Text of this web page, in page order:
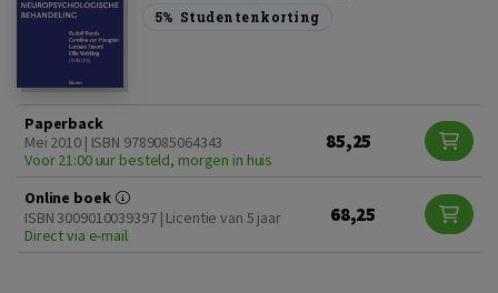
5% Studentenkorting
Paperback
Mei 2010 | ISBN 9789085064343
Voor 21:00 uur besteld, morgen in huis
85,25
Online boek
ISBN 3009010039397 | Licentie van 5 jaar
Direct via e-mail
68,25